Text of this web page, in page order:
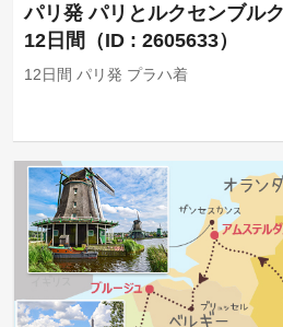
パリ発 パリとルクセンブル
12日間（ID : 2605633）
12日間 パリ発 プラハ着